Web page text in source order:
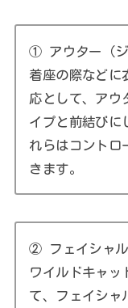
① アウター（ジ
着座の際などに
応として、アウ
イプと前結びに
れらはコントロ
きます。
② フェイシャル
ワイルドキャッ
て、フェイシャ